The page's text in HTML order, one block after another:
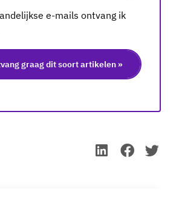
e-mails ontvang ik